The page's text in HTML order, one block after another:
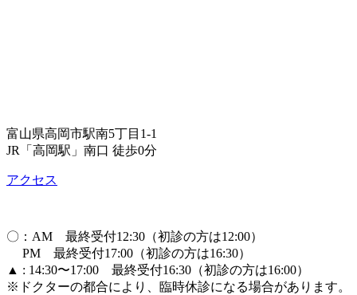
富山県高岡市駅南5丁目1-1
JR「高岡駅」南口 徒歩0分
アクセス
〇：AM 最終受付12:30（初診の方は12:00）
PM 最終受付17:00（初診の方は16:30）
▲ : 14:30〜17:00 最終受付16:30（初診の方は16:00）
※ドクターの都合により、臨時休診になる場合があります。